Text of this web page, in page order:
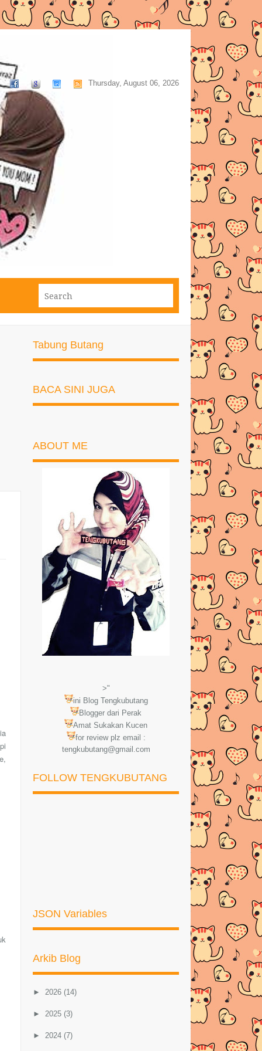
Thursday, August 06, 2026
Tabung Butang
BACA SINI JUGA
ABOUT ME
>"
ini Blog Tengkubutang
Blogger dari Perak
Amat Sukakan Kucen
for review plz email :
tengkubutang@gmail.com
FOLLOW TENGKUBUTANG
JSON Variables
Arkib Blog
► 2026 (14)
► 2025 (3)
► 2024 (7)